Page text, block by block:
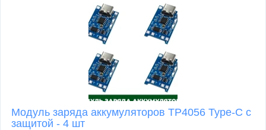
Модуль заряда аккумуляторов TP4056 Type-C с
защитой - 4 шт